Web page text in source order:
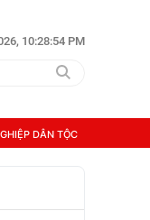
10:28:55 PM
DÂN TỘC